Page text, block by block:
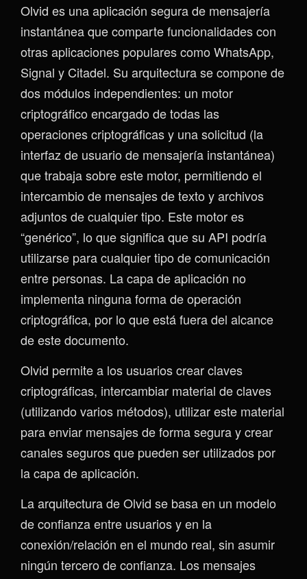
Olvid es una aplicación segura de mensajería
instantánea que comparte funcionalidades con
otras aplicaciones populares como WhatsApp,
Signal y Citadel. Su arquitectura se compone de
dos módulos independientes: un motor
criptográfico encargado de todas las
operaciones criptográficas y una solicitud (la
interfaz de usuario de mensajería instantánea)
que trabaja sobre este motor, permitiendo el
intercambio de mensajes de texto y archivos
adjuntos de cualquier tipo. Este motor es
“genérico”, lo que significa que su API podría
utilizarse para cualquier tipo de comunicación
entre personas. La capa de aplicación no
implementa ninguna forma de operación
criptográfica, por lo que está fuera del alcance
de este documento.
Olvid permite a los usuarios crear claves
criptográficas, intercambiar material de claves
(utilizando varios métodos), utilizar este material
para enviar mensajes de forma segura y crear
canales seguros que pueden ser utilizados por
la capa de aplicación.
La arquitectura de Olvid se basa en un modelo
de confianza entre usuarios y en la
conexión/relación en el mundo real, sin asumir
ningún tercero de confianza. Los mensajes